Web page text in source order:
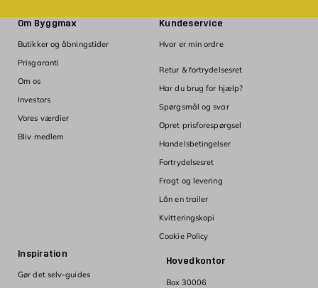
Hovedkontor
Box 30006
Om Byggmax
Butikker og åbningstider
Prisgaranti
Om os
Investors
Vores værdier
Bliv medlem
Kundeservice
Hvor er min ordre
Retur & fortrydelsesret
Har du brug for hjælp?
Spørgsmål og svar
Opret prisforespørgsel
Handelsbetingelser
Fortrydelsesret
Fragt og levering
Lån en trailer
Kvitteringskopi
Cookie Policy
Inspiration
Gør det selv-guides